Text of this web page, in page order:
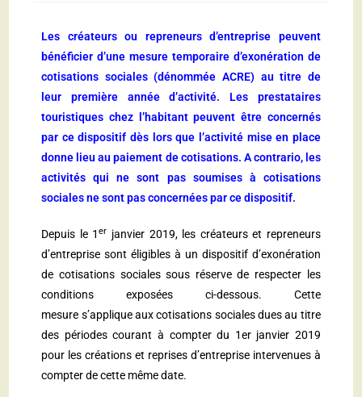
Les créateurs ou repreneurs d’entreprise peuvent
bénéficier d’une mesure temporaire d’exonération de
cotisations sociales (dénommée ACRE) au titre de
leur première année d’activité. Les prestataires
touristiques chez l’habitant peuvent être concernés
par ce dispositif dès lors que l’activité mise en place
donne lieu au paiement de cotisations. A contrario, les
activités qui ne sont pas soumises à cotisations
sociales ne sont pas concernées par ce dispositif.
Depuis le 1er janvier 2019, les créateurs et repreneurs
d’entreprise sont éligibles à un dispositif d’exonération
de cotisations sociales sous réserve de respecter les
conditions exposées ci-dessous. Cette
mesure s’applique aux cotisations sociales dues au titre
des périodes courant à compter du 1er janvier 2019
pour les créations et reprises d’entreprise intervenues à
compter de cette même date.